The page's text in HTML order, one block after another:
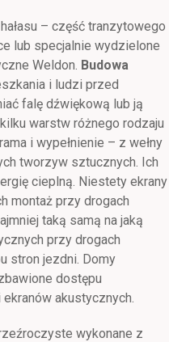
– część tranzytowego
lub specjalnie wydzielone
Weldon. Budowa
i ludzi przed
falę dźwiękową lub ją
warstw różnego rodzaju
i wypełnienie – z wełny
tworzyw sztucznych. Ich
cieplną. Niestety ekrany
montaż przy drogach
taką samą na jaką
przy drogach
stron jezdni. Domy
dostępu
akustycznych.
wykonane z